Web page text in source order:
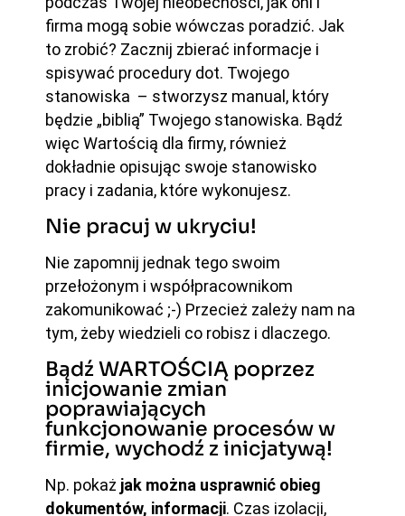
firma mogą sobie wówczas poradzić. Jak
to zrobić? Zacznij zbierać informacje i
spisywać procedury dot. Twojego
stanowiska – stworzysz manual, który
będzie „biblią” Twojego stanowiska. Bądź
więc Wartością dla firmy, również
dokładnie opisując swoje stanowisko
pracy i zadania, które wykonujesz.
Nie pracuj w ukryciu!
Nie zapomnij jednak tego swoim
przełożonym i współpracownikom
zakomunikować ;-) Przecież zależy nam na
tym, żeby wiedzieli co robisz i dlaczego.
Bądź WARTOŚCIĄ poprzez
inicjowanie zmian
poprawiających
funkcjonowanie procesów w
firmie, wychodź z inicjatywą!
Np. pokaż jak można usprawnić obieg
dokumentów, informacji. Czas izolacji,